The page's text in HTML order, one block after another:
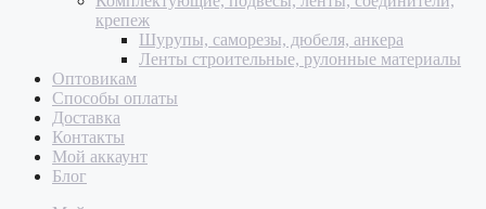
крепеж
Шурупы, саморезы, дюбеля, анкера
Ленты строительные, рулонные материалы
Оптовикам
Способы оплаты
Доставка
Контакты
Мой аккаунт
Блог